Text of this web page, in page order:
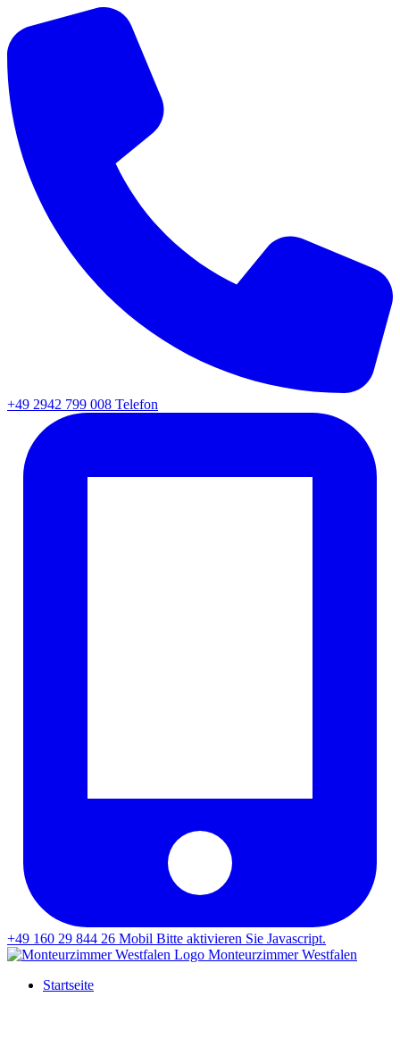
+49 2942 799 008 Telefon
+49 160 29 844 26 Mobil Bitte aktivieren Sie Javascript.
Monteurzimmer Westfalen
Startseite